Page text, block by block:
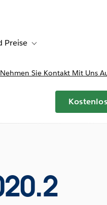
Preise Toggle sub-navigation
Nehmen Sie Kontakt Mit Uns